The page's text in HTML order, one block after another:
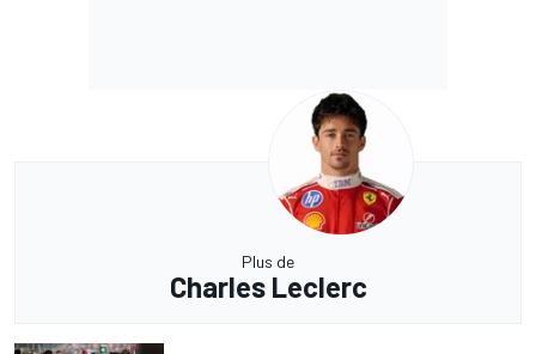
Plus de
Charles Leclerc